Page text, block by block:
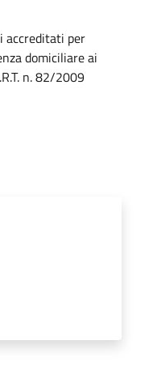
accreditati per
domiciliare ai
n. 82/2009